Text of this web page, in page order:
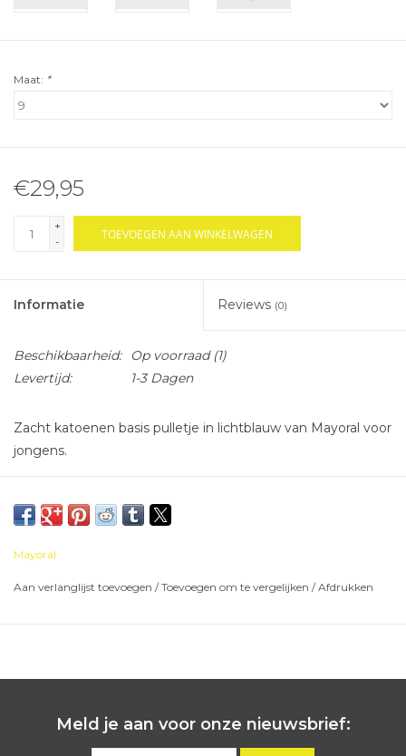
Maat: *
€29,95
+
-
TOEVOEGEN AAN WINKELWAGEN
Informatie Reviews (0)
Beschikbaarheid: Op voorraad(1)
Levertijd:
1-3 Dagen
Zacht katoenen basis pulletje in lichtblauw van Mayoral voor
jongens.
Mayoral
Aan verlanglijst toevoegen /Toevoegen om te vergelijken /Afdrukken
Meld je aan voor onze nieuwsbrief: